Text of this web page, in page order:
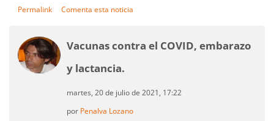
Permalink Comenta esta noticia
Vacunas contra el COVID, embarazo
y lactancia.
martes, 20 de julio de 2021, 17:22
por Penalva Lozano